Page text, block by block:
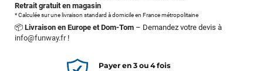
Retrait gratuit en magasin
* Calculée sur une livraison standard à domicile en France métropolitaine
📦 Livraison en Europe et Dom-Tom – Demandez votre devis à
info@funway.fr!
Payer en 3 ou 4 fois